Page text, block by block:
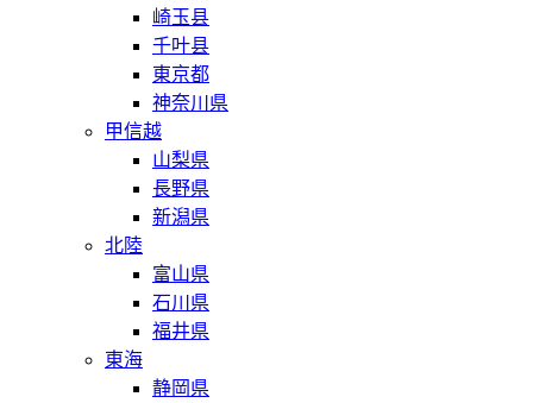
崎玉县
千叶县
東京都
神奈川県
甲信越
山梨県
長野県
新潟県
北陸
富山県
石川県
福井県
東海
静岡県